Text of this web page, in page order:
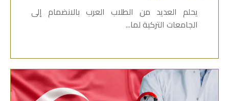
يحلم العديد من الطلاب العرب بالانضمام إلى
الجامعات التركية لما...